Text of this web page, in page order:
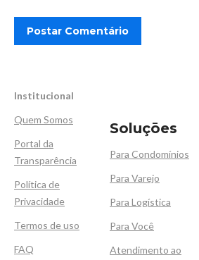
Postar Comentário
Institucional
Quem Somos
Portal da
Transparência
Política de
Privacidade
Termos de uso
FAQ
Soluçōes
Para Condomínios
Para Varejo
Para Logística
Para Você
Atendimento ao